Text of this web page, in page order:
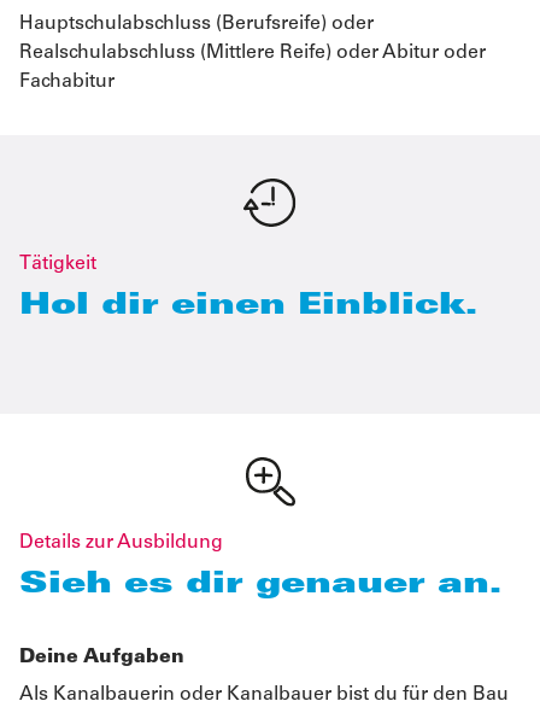
Hauptschulabschluss (Berufsreife) oder
Realschulabschluss (Mittlere Reife) oder Abitur oder
Fachabitur
Tätigkeit
Hol dir einen Einblick.
Details zur Ausbildung
Sieh es dir genauer an.
Deine Aufgaben
Als Kanalbauerin oder Kanalbauer bist du für den Bau